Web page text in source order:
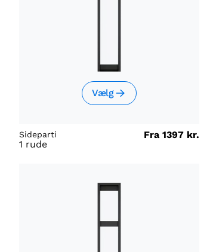
Vælg
Sideparti Fra 1397 kr.
1 rude